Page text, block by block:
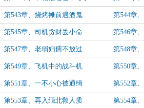
第543章、烧烤摊前遇酒鬼 第544章
第545章、司机贪财丢小命 第546章
第547章、老弱妇孺不放过 第548章
第549章、飞机中的战斗机 第550章
第551章、一不小心被通缉 第552章
第553章、再入缅北救人质 第554章